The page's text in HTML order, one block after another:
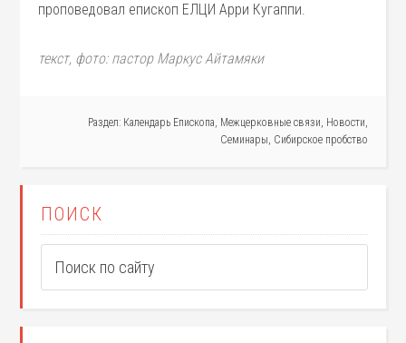
проповедовал епископ ЕЛЦИ Арри Кугаппи.
текст, фото: пастор Маркус Айтамяки
Раздел: Календарь Епископа, Межцерковные связи, Новости,
Семинары, Сибирское пробство
ПОИСК